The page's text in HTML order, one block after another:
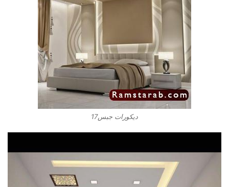
ديكورات جبس17